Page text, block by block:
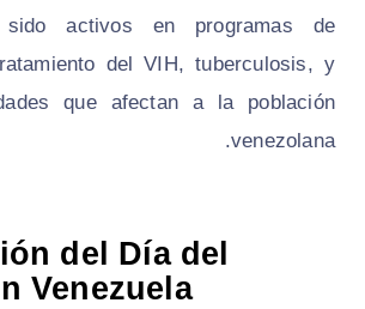
sido activos en programas de
del VIH, tuberculosis, y
que afectan a la población
venezolana.
del Día del
Venezuela